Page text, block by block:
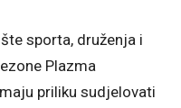
sporta, druženja i
Plazma
priliku sudjelovati